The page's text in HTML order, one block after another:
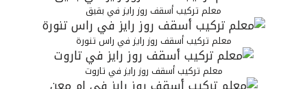
معلم تركيب أسقف روز رايز في بقيق
معلم تركيب أسقف روز رايز في راس تنورة
معلم تركيب أسقف روز رايز في تاروت